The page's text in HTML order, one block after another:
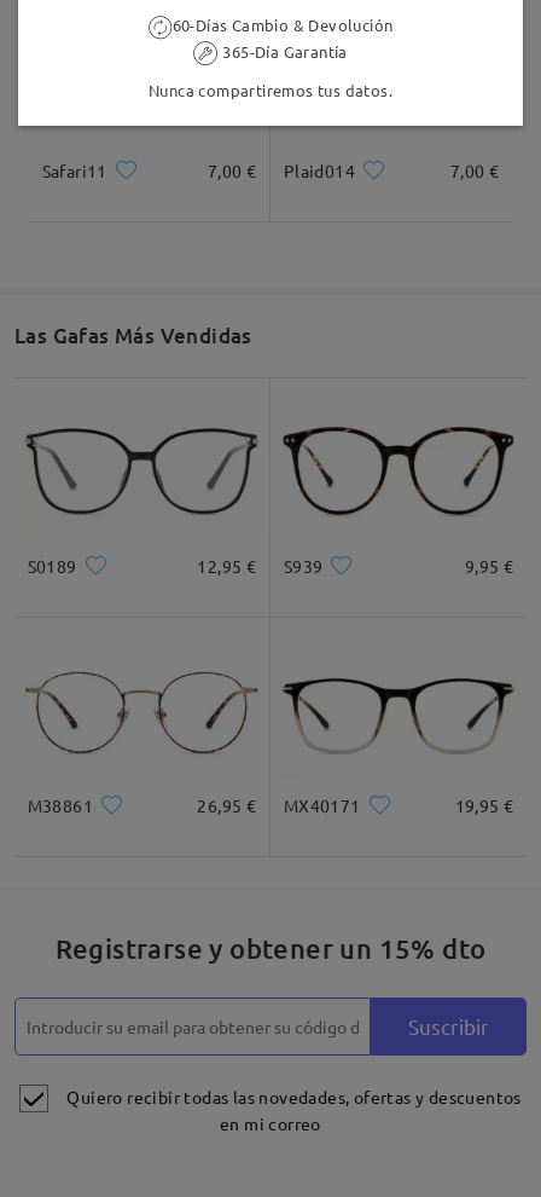
Safari11 7,00 € Plaid014 7,00 €
Las Gafas Más Vendidas
S0189 12,95 € S939 9,95 €
M38861 26,95 € MX40171 19,95 €
Registrarse y obtener un 15% dto
Suscribir
Quiero recibir todas las novedades, ofertas y descuentos
en mi correo
60-Días Cambio & Devolución
365-Día Garantía
Nunca compartiremos tus datos.